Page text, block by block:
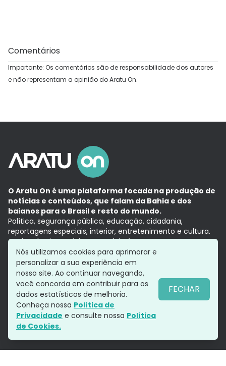
Comentários
Importante: Os comentários são de responsabilidade dos autores
e não representam a opinião do Aratu On.
O Aratu On é uma plataforma focada na produção de
notícias e conteúdos, que falam da Bahia e dos
baianos para o Brasil e resto do mundo.
Política, segurança pública, educação, cidadania,
reportagens especiais, interior, entretenimento e cultura.
Aqui, tudo vira notícia e a notícia é no tempo presente,
com a credibilidade do Grupo Aratu.
Grupo Aratu
Política de privacidade
Siga-nos
Nós utilizamos cookies para aprimorar e
personalizar a sua experiência em
nosso site. Ao continuar navegando,
você concorda em contribuir para os
dados estatísticos de melhoria.
Conheça nossa Política de
Privacidade e consulte nossa Política
de Cookies.
FECHAR